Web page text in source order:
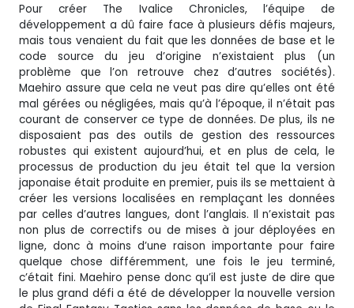
Pour créer The Ivalice Chronicles, l’équipe de
développement a dû faire face à plusieurs défis majeurs,
mais tous venaient du fait que les données de base et le
code source du jeu d’origine n’existaient plus (un
problème que l’on retrouve chez d’autres sociétés).
Maehiro assure que cela ne veut pas dire qu’elles ont été
mal gérées ou négligées, mais qu’à l’époque, il n’était pas
courant de conserver ce type de données. De plus, ils ne
disposaient pas des outils de gestion des ressources
robustes qui existent aujourd’hui, et en plus de cela, le
processus de production du jeu était tel que la version
japonaise était produite en premier, puis ils se mettaient à
créer les versions localisées en remplaçant les données
par celles d’autres langues, dont l’anglais. Il n’existait pas
non plus de correctifs ou de mises à jour déployées en
ligne, donc à moins d’une raison importante pour faire
quelque chose différemment, une fois le jeu terminé,
c’était fini. Maehiro pense donc qu’il est juste de dire que
le plus grand défi a été de développer la nouvelle version